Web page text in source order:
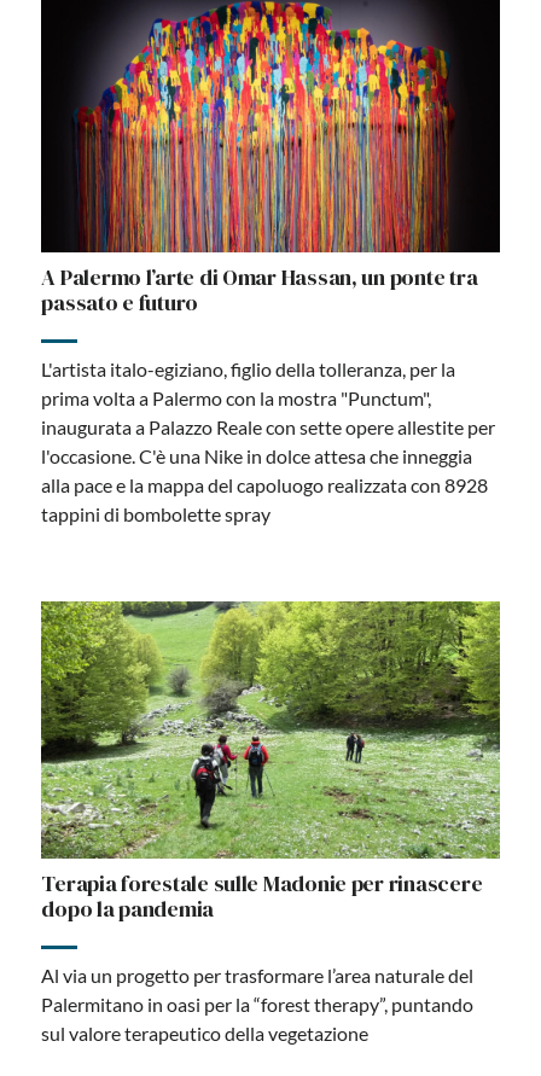
A Palermo l’arte di Omar Hassan, un ponte tra
passato e futuro
L'artista italo-egiziano, figlio della tolleranza, per la
prima volta a Palermo con la mostra "Punctum",
inaugurata a Palazzo Reale con sette opere allestite per
l'occasione. C'è una Nike in dolce attesa che inneggia
alla pace e la mappa del capoluogo realizzata con 8928
tappini di bombolette spray
Terapia forestale sulle Madonie per rinascere
dopo la pandemia
Al via un progetto per trasformare l’area naturale del
Palermitano in oasi per la “forest therapy”, puntando
sul valore terapeutico della vegetazione